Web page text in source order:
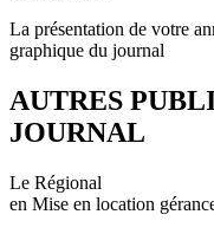
La présentation de votre
graphique du journal
AUTRES
JOURNAL
Le Régional
en Mise en location